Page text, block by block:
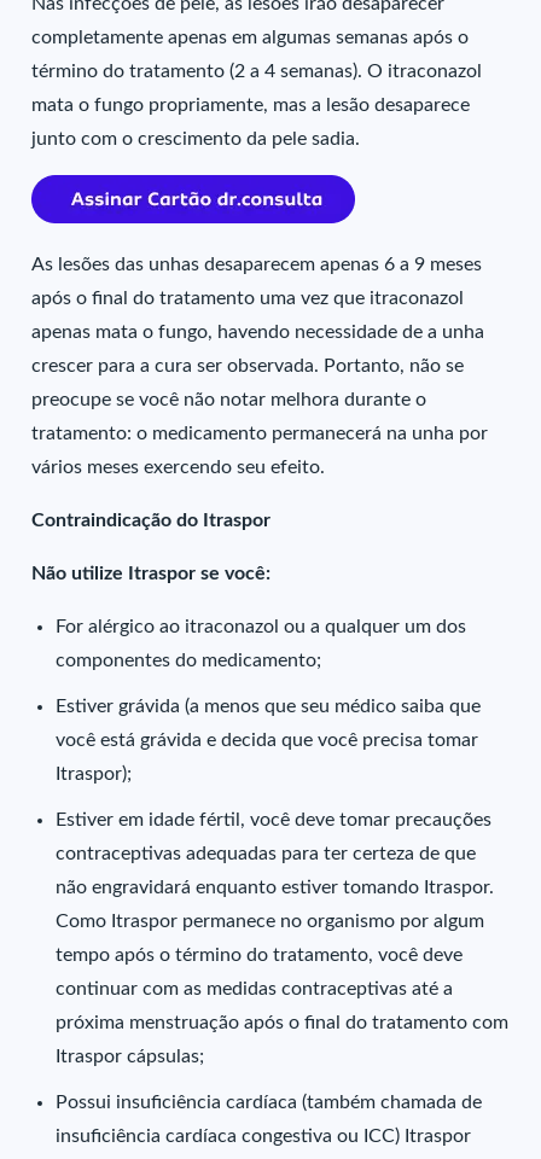
completamente apenas em algumas semanas após o
término do tratamento (2 a 4 semanas). O itraconazol
mata o fungo propriamente, mas a lesão desaparece
junto com o crescimento da pele sadia.
As lesões das unhas desaparecem apenas 6 a 9 meses
após o final do tratamento uma vez que itraconazol
apenas mata o fungo, havendo necessidade de a unha
crescer para a cura ser observada. Portanto, não se
preocupe se você não notar melhora durante o
tratamento: o medicamento permanecerá na unha por
vários meses exercendo seu efeito.
Contraindicação do Itraspor
Não utilize Itraspor se você:
For alérgico ao itraconazol ou a qualquer um dos
componentes do medicamento;
Estiver grávida (a menos que seu médico saiba que
você está grávida e decida que você precisa tomar
Itraspor);
Estiver em idade fértil, você deve tomar precauções
contraceptivas adequadas para ter certeza de que
não engravidará enquanto estiver tomando Itraspor.
Como Itraspor permanece no organismo por algum
tempo após o término do tratamento, você deve
continuar com as medidas contraceptivas até a
próxima menstruação após o final do tratamento com
Itraspor cápsulas;
Possui insuficiência cardíaca (também chamada de
insuficiência cardíaca congestiva ou ICC) Itraspor